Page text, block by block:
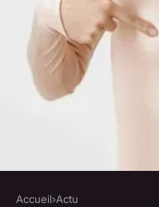
Accueil›Actu